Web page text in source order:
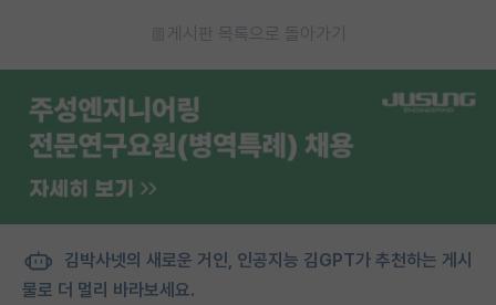
게시판 목록으로 돌아가기
김박사넷의 새로운 거인, 인공지능 김GPT가 추천하는 게시
물로 더 멀리 바라보세요.